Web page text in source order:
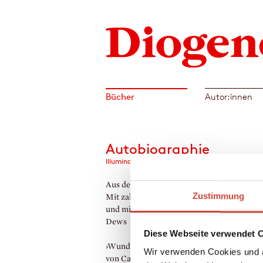
Zustimmung
Diese Webseite verwendet
Wir verwenden Cookies und
Bücher Autor:innen
Autobiographie
Illumination and Night Glare
Aus dem Amerikanischen von Brigitte
Mit zahlreichen Photographien.
und mit einer Einleitung versehen von
Dews
›Wunderkind‹ heißt eine berühmte
von Carson McCullers - ein Wunderkind